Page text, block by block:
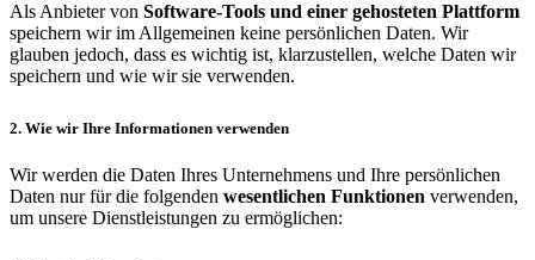
Als Anbieter von Software-Tools und einer gehosteten Plattform
speichern wir im Allgemeinen keine persönlichen Daten. Wir
glauben jedoch, dass es wichtig ist, klarzustellen, welche Daten wir
speichern und wie wir sie verwenden.
2. Wie wir Ihre Informationen verwenden
Wir werden die Daten Ihres Unternehmens und Ihre persönlichen
Daten nur für die folgenden wesentlichen Funktionen verwenden,
um unsere Dienstleistungen zu ermöglichen: